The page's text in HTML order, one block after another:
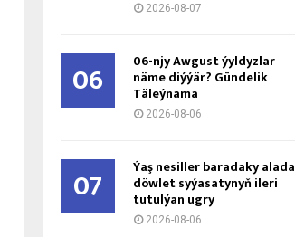
2026-08-07
06 06-njy Awgust ýyldyzlar
näme diýýär? Gündelik
Täleýnama
2026-08-06
07 Ýaş ne­sil­ler ba­ra­da­ky ala­da
döw­let sy­ýa­sa­ty­nyň ile­ri
tu­tul­ýan ug­ry
2026-08-06